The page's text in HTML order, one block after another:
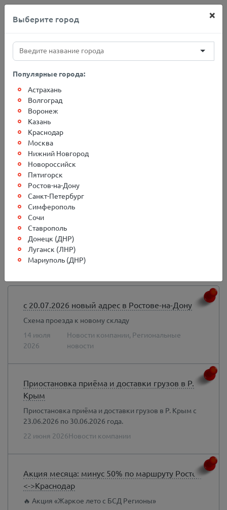
+7(812)767-20-27
Главная О компании
Новости
Категории
Город
с 20.07.2026 новый адрес в Ростове-на-Дону
Схема проезда к новому складу
14 июля
2026
Новости компании, Региональные
новости
Приостановка приёма и доставки грузов в Р.
Крым
Приостановка приёма и доставки грузов в Р. Крым с
23.06.2026 по 30.06.2026 года.
22 июня 2026Новости компании
Акция месяца: минус 50% по маршруту Ростов
<->Краснодар
🔥 Акция «Жаркое лето с БСД Регионы»
Выберите город ×
Популярные города:
Астрахань
Волгоград
Воронеж
Казань
Краснодар
Москва
Нижний Новгород
Новороссийск
Пятигорск
Ростов-на-Дону
Санкт-Петербург
Симферополь
Сочи
Ставрополь
Донецк (ДНР)
Луганск (ЛНР)
Мариуполь (ДНР)